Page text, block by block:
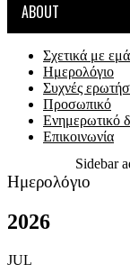
ABOUT
Σχετικά με
Ημερολόγιο
Συχνές
Προσωπικό
Ενημερωτικό
Επικοινωνία
Sidebar
Ημερολόγιο
2026
JUL